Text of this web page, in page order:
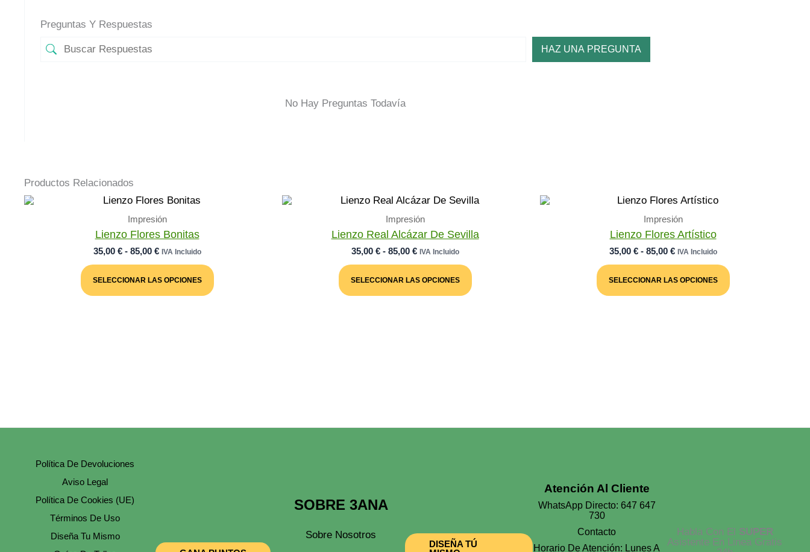
Preguntas Y Respuestas
HAZ UNA PREGUNTA
No Hay Preguntas Todavía
Productos Relacionados
Impresión
Lienzo Flores Bonitas
35,00 € - 85,00 €Rango
Desde
35,00 €
IVA Incluido
SELECCIONAR LAS OPCIONES
Producto
Tiene
Impresión
Lienzo Real Alcázar De Sevilla
35,00 € - 85,00 €Rango
Desde
35,00 €
IVA Incluido
SELECCIONAR LAS OPCIONES
Producto
Tiene
Impresión
Lienzo Flores Artístico
35,00 € - 85,00 €Rango
Desde
35,00 €
IVA Incluido
SELECCIONAR LAS OPCIONES
Producto
Tiene
Política De Devoluciones
Aviso Legal
Política De Cookies (UE)
Términos De Uso
Diseña Tu Mismo
SOBRE 3ANA
Sobre Nosotros
DISEÑA TÚ
Atención Al Cliente
WhatsApp Directo: 647 647
730
Contacto
Horario De Atención: Lunes A
Habla Con El SUPER
Asistente En Linea Gratis